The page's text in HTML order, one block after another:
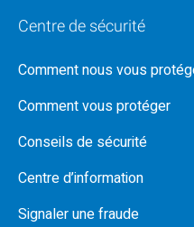
Centre de sécurité
Comment nous vous
Comment vous protéger
Conseils de sécurité
Centre d’information
Signaler une fraude